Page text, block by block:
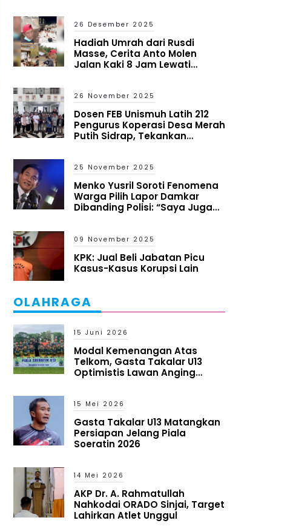
26 Desember 2025
Hadiah Umrah dari Rusdi
Masse, Cerita Anto Molen
Jalan Kaki 8 Jam Lewati
26 November 2025
Dosen FEB Unismuh Latih 212
Pengurus Koperasi Desa Merah
Putih Sidrap, Tekankan
25 November 2025
Menko Yusril Soroti Fenomena
Warga Pilih Lapor Damkar
Dibanding Polisi: “Saya Juga
09 November 2025
KPK: Jual Beli Jabatan Picu
Kasus-Kasus Korupsi Lain
OLAHRAGA
15 Juni 2026
Modal Kemenangan Atas
Telkom, Gasta Takalar U13
Optimistis Lawan Anging
15 Mei 2026
Gasta Takalar U13 Matangkan
Persiapan Jelang Piala
Soeratin 2026
14 Mei 2026
AKP Dr. A. Rahmatullah
Nahkodai ORADO Sinjai, Target
Lahirkan Atlet Unggul